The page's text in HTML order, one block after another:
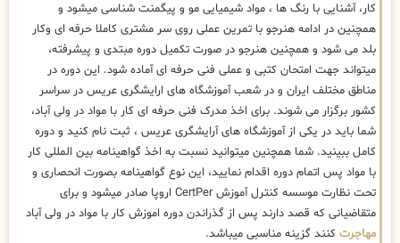
کار، آشنایی با رنگ ها ، مواد شیمیایی مو و پیگمنت شناسی میشود و
همچنین در ادامه هنرجو با تمرین عملی روی سر مشتری کاملا حرفه ای وکار
بلد می شود و همچنین هنرجو در صورت تکمیل دوره مبتدی و پیشرفته،
میتواند جهت امتحان کتبی و عملی فنی حرفه ای آماده شود. این دوره در
مناطق مختلف ایران و در شعب آموزشگاه های ارایشگری عریس در سراسر
کشور برگزار می شوند. برای اخذ مدرک فنی حرفه ای کار با مواد در ولی آباد،
شما باید در یکی از آموزشگاه های آرایشگری عریس ، ثبت نام کنید و دوره
کامل ببینید. شما همچنین میتوانید نسبت به اخذ گواهینامه بین المللی کار
با مواد پس اتمام دوره اقدام نمایید، این نوع گواهینامه بصورت انحصاری و
تحت نظارت موسسه کنترل آموزش CertPer اروپا صادر میشود و برای
متقاضیانی که قصد دارند پس از گذراندن دوره اموزش کار با مواد در ولی آباد
مهاجرت کنند گزینه مناسبی میباشد.